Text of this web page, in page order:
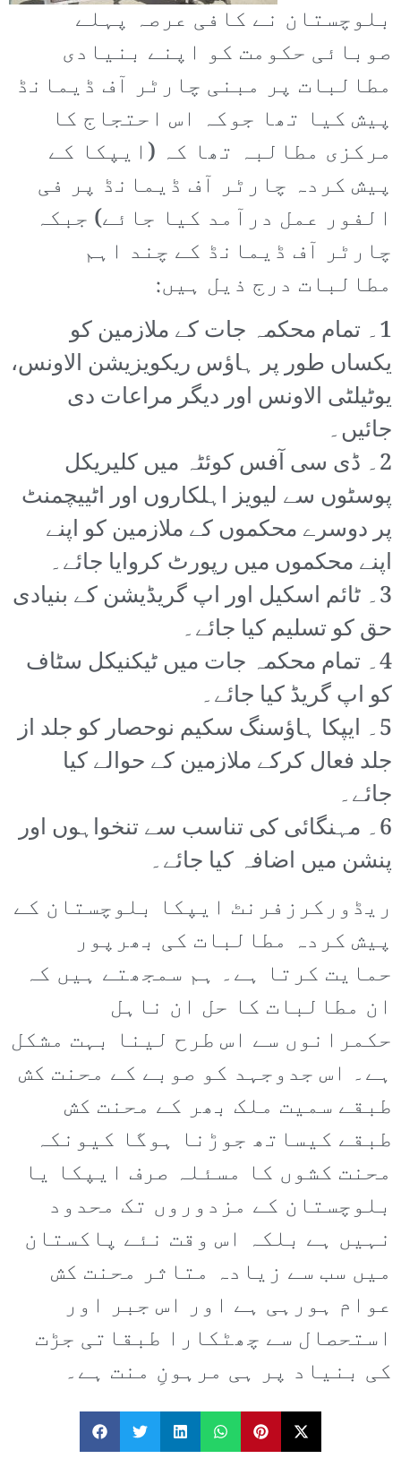
بلوچستان نے کافی عرصہ پہلے
صوبائی حکومت کو اپنے بنیادی
مطالبات پر مبنی چارٹر آف ڈیمانڈ
پیش کیا تھا جوکہ اس احتجاج کا
مرکزی مطالبہ تھا کہ (ایپکا کے
پیش کردہ چارٹر آف ڈیمانڈ پر فی
الفور عمل درآمد کیا جائے) جبکہ
چارٹر آف ڈیمانڈ کے چند اہم
مطالبات درج ذیل ہیں:
1۔ تمام محکمہ جات کے ملازمین کو
یکساں طور پر ہاؤس ریکویزیشن الاونس،
یوٹیلٹی الاونس اور دیگر مراعات دی
جائیں۔
2۔ ڈی سی آفس کوئٹہ میں کلیریکل
پوسٹوں سے لیویز اہلکاروں اور اٹییچمنٹ
پر دوسرے محکموں کے ملازمین کو اپنے
اپنے محکموں میں رپورٹ کروایا جائے۔
3۔ ٹائم اسکیل اور اپ گریڈیشن کے بنیادی
حق کو تسلیم کیا جائے۔
4۔ تمام محکمہ جات میں ٹیکنیکل سٹاف
کو اپ گریڈ کیا جائے۔
5۔ ایپکا ہاؤسنگ سکیم نوحصار کو جلد از
جلد فعال کرکے ملازمین کے حوالے کیا
جائے۔
6۔ مہنگائی کی تناسب سے تنخواہوں اور
پنشن میں اضافہ کیا جائے۔
ریڈورکرزفرنٹ ایپکا بلوچستان کے
پیش کردہ مطالبات کی بھرپور
حمایت کرتا ہے۔ ہم سمجھتے ہیں کہ
ان مطالبات کا حل ان ناہل
حکمرانوں سے اس طرح لینا بہت مشکل
ہے۔ اس جدوجہد کو صوبے کے محنت کش
طبقے سمیت ملک بھر کے محنت کش
طبقے کیساتھ جوڑنا ہوگا کیونکہ
محنت کشوں کا مسئلہ صرف ایپکا یا
بلوچستان کے مزدوروں تک محدود
نہیں ہے بلکہ اس وقت نئے پاکستان
میں سب سے زیادہ متاثر محنت کش
عوام ہورہی ہے اور اس جبر اور
استحصال سے چھٹکارا طبقاتی جڑت
کی بنیاد پر ہی مرہونِ منت ہے۔